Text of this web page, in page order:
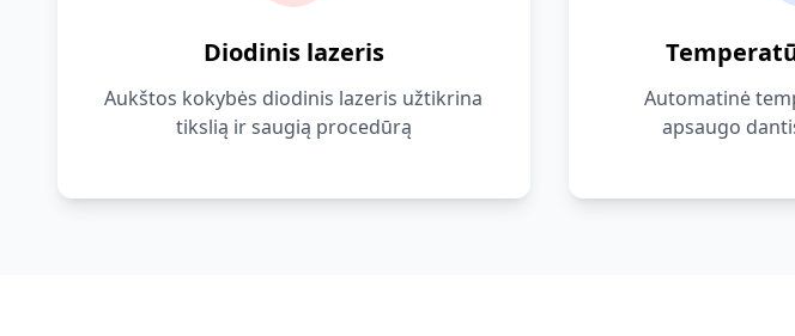
Diodinis lazeris
Aukštos kokybės diodinis lazeris užtikrina
tikslią ir saugią procedūrą
Automatinė
apsaugo